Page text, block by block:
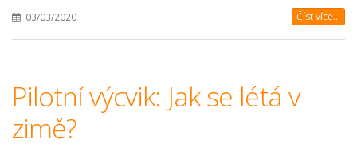
03/03/2020 Číst více...
Pilotní výcvik: Jak se létá v
zimě?